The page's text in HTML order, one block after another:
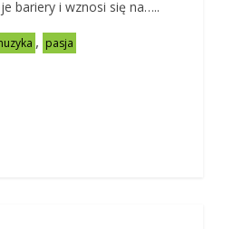
bariery i wznosi się na…..
, pasja